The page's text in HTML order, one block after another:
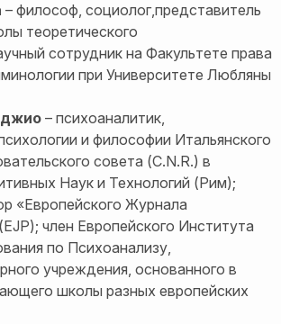
– философ, социолог,представитель
теоретического
сотрудник на Факультете права
при Университете Любляны
– психоаналитик,
и философии Итальянского
совета (C.N.R.) в
Наук и Технологий (Рим);
«Европейского Журнала
член Европейского Института
по Психоанализу,
учреждения, основанного в
школы разных европейских